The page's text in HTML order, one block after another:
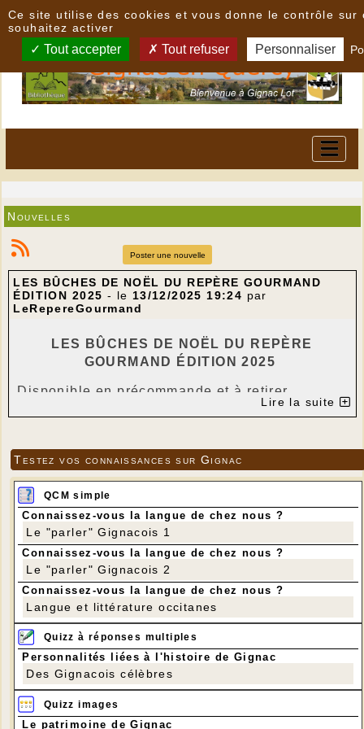
Nouvelles
Poster une nouvelle
LES BÛCHES DE NOËL DU REPÈRE GOURMAND
ÉDITION 2025 - le 13/12/2025 19:24 par
LeRepereGourmand
LES BÛCHES DE NOËL DU REPÈRE
GOURMAND ÉDITION 2025
Disponible en précommande et à retirer
comme de véritables desserts de fête,
préparées avec soin, générosité, et passion
mêlant gourmandise et équilibre.🤌
- Bûche “Exotique & Tonka” 37€
Une composition parfumée, construite autour de
notes acidulées et de fraîcheur, idéal pour finir
le repas tout en légèreté :
• Moelleux madeleine miel–citron, aux arômes
délicats
• Ganache montée à la fève de Tonka, douce et
enveloppante
• Gelée passion–mangue à la vanille de
Madagascar, d’une grande fraîcheur
• Insert ananas / citron / passion, pour une
intensité fruitée 🥭
Lire la suite
Testez vos connaissances sur Gignac
QCM simple
Connaissez-vous la langue de chez nous ?
Le "parler" Gignacois 1
Connaissez-vous la langue de chez nous ?
Le "parler" Gignacois 2
Connaissez-vous la langue de chez nous ?
Langue et littérature occitanes
Quizz à réponses multiples
Personnalités liées à l'histoire de Gignac
Des Gignacois célèbres
Quizz images
Le patrimoine de Gignac
Ce site utilise des cookies et vous donne le contrôle sur
souhaitez activer
Tout accepter Tout refuser Personnaliser